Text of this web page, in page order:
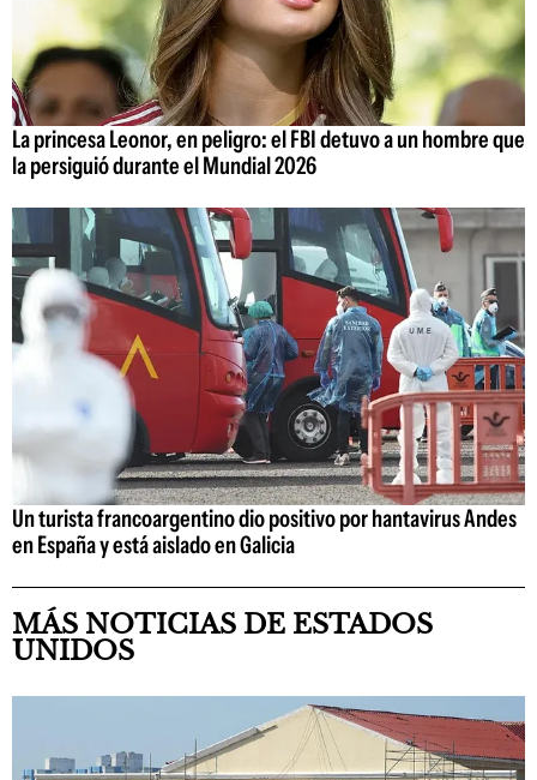
La princesa Leonor, en peligro: el FBI detuvo a un hombre que
la persiguió durante el Mundial 2026
Un turista francoargentino dio positivo por hantavirus Andes
en España y está aislado en Galicia
MÁS NOTICIAS DE ESTADOS
UNIDOS